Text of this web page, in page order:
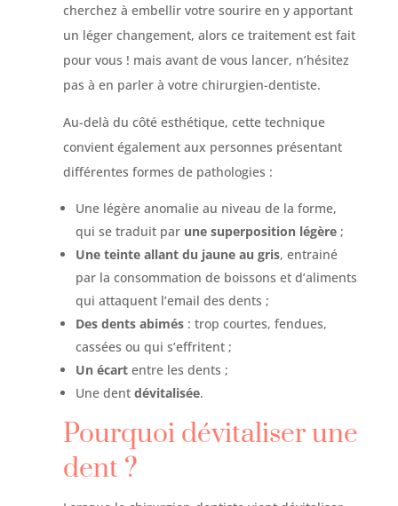
cherchez à embellir votre sourire en y apportant
un léger changement, alors ce traitement est fait
pour vous ! mais avant de vous lancer, n’hésitez
pas à en parler à votre chirurgien-dentiste.
Au-delà du côté esthétique, cette technique
convient également aux personnes présentant
différentes formes de pathologies :
Une légère anomalie au niveau de la forme,
qui se traduit par une superposition légère;
Une teinte allant du jaune au gris, entrainé
par la consommation de boissons et d’aliments
qui attaquent l’email des dents ;
Des dents abimés: trop courtes, fendues,
cassées ou qui s’effritent ;
Un écartentre les dents ;
Une dent dévitalisée.
Pourquoi dévitaliser une
dent ?